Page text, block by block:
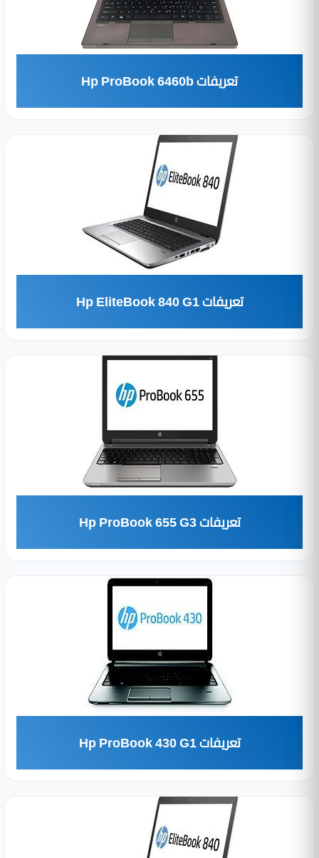
تعريفات Hp ProBook 6460b
تعريفات Hp EliteBook 840 G1
تعريفات Hp ProBook 655 G3
تعريفات Hp ProBook 430 G1